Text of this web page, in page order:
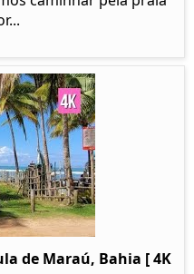
de Maraú, Bahia [ 4K